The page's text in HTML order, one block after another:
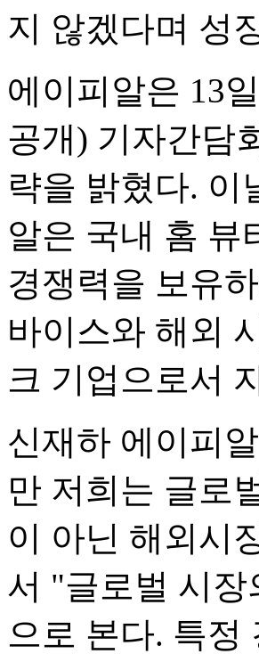
지 않겠다며 성
에이피알은 13
공개) 기자간담
략을 밝혔다. 이
알은 국내 홈 뷰
경쟁력을 보유
바이스와 해외
크 기업으로서
신재하 에이피
만 저희는 글로
이 아닌 해외시
서 "글로벌 시장
으로 본다. 특정